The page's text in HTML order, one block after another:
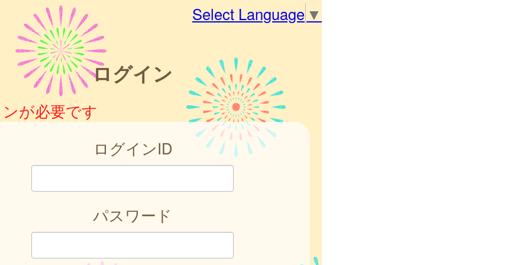
Select Language ▼
ログイン
が必要です
ログインID
パスワード